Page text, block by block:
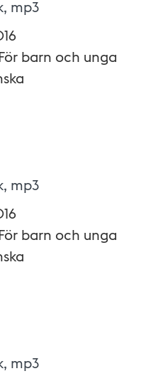
mp3
barn och unga
mp3
barn och unga
mp3